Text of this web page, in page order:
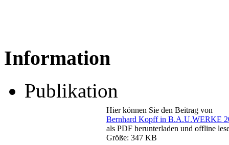
Information
Publikation
Hier können Sie den Beitrag von
Bernhard Kopff in B.A.U.WERKE
als PDF herunterladen und offline
Größe: 347 KB